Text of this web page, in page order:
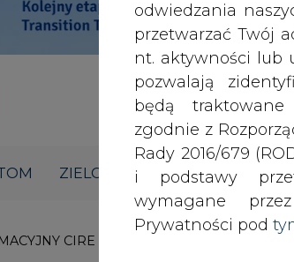
ZIELONA GOSPODARKA
odwiedzania
przetwarzać Twój
nt. aktywności lub
pozwalają
będą
zgodnie z
Rady 2016/679
i podstawy
wymagane
Prywatności pod
CIRE 24